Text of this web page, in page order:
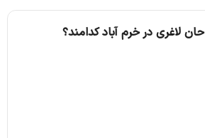
لاغری در خرم آباد کدامند؟